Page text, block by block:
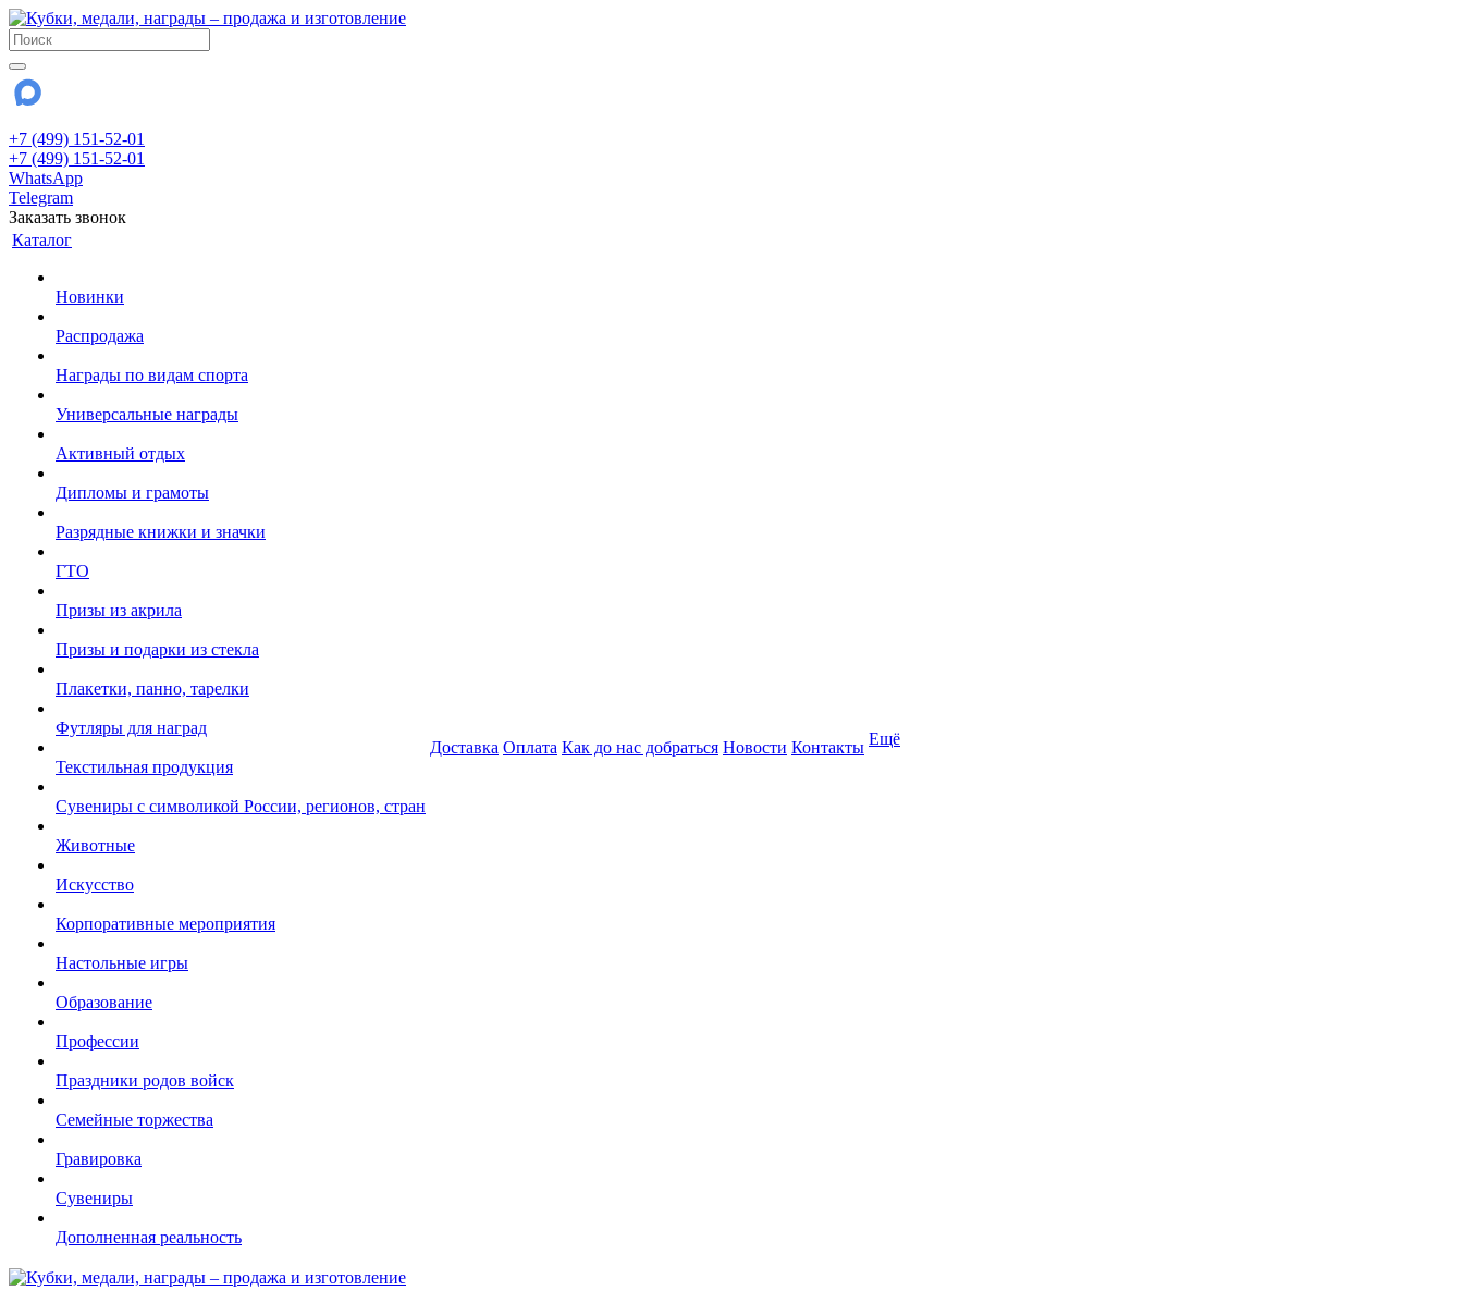
+7 (499) 151-52-01
+7 (499) 151-52-01
WhatsApp
Telegram
Заказать звонок
Каталог
Новинки
Распродажа
Награды по видам спорта
Универсальные награды
Активный отдых
Дипломы и грамоты
Разрядные книжки и значки
ГТО
Призы из акрила
Призы и подарки из стекла
Плакетки, панно, тарелки
Футляры для наград
Текстильная продукция
Сувениры с символикой России, регионов, стран
Животные
Искусство
Корпоративные мероприятия
Настольные игры
Образование
Профессии
Праздники родов войск
Семейные торжества
Гравировка
Сувениры
Дополненная реальность
Доставка Оплата Как до нас добраться Новости Контакты Ещё